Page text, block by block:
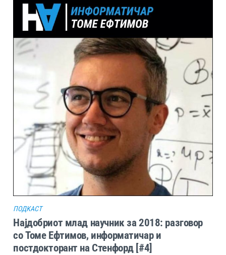
ПОДКАСТ
Најдобриот млад научник за 2018: разговор
со Томе Ефтимов, информатичар и
постдокторант на Стенфорд [#4]